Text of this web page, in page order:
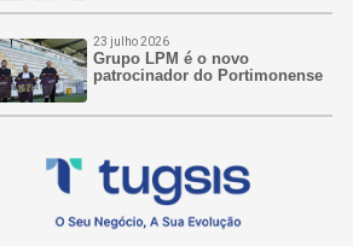
23 julho 2026
Grupo LPM é o novo
patrocinador do Portimonense